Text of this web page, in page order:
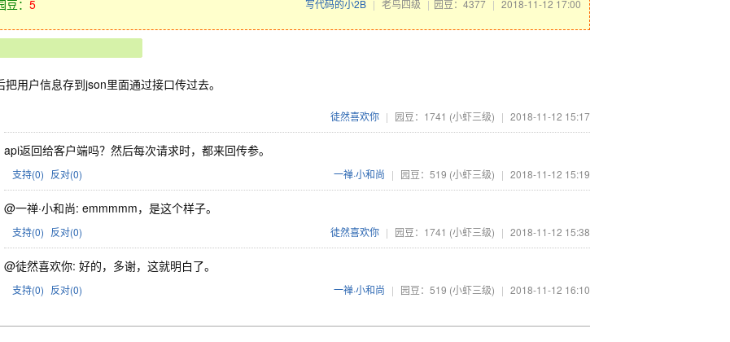
： 5 写代码的小2B | 老鸟四级 | 园豆：4377 | 2018-11-12 17:00
把用户信息存到json里面通过接口传过去。
徒然喜欢你 | 园豆：1741 (小虾三级) | 2018-11-12 15:17
api返回给客户端吗？然后每次请求时，都来回传参。
支持(0) 反对(0) 一禅·小和尚 | 园豆：519 (小虾三级) | 2018-11-12 15:19
@一禅·小和尚: emmmmm，是这个样子。
支持(0) 反对(0) 徒然喜欢你 | 园豆：1741 (小虾三级) | 2018-11-12 15:38
@徒然喜欢你: 好的，多谢，这就明白了。
支持(0) 反对(0) 一禅·小和尚 | 园豆：519 (小虾三级) | 2018-11-12 16:10